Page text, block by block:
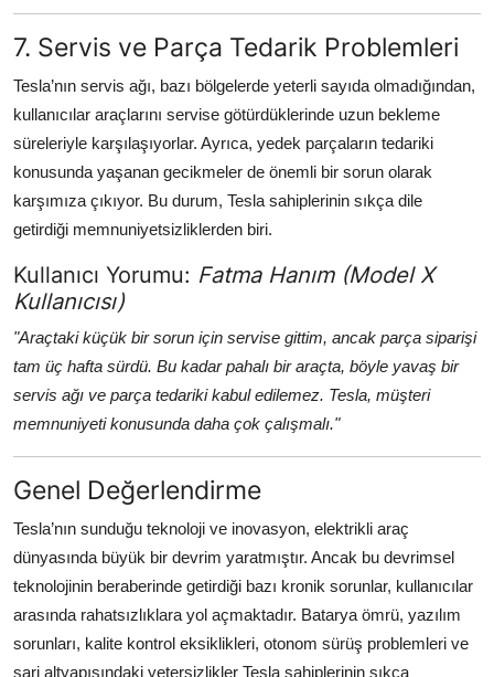
7. Servis ve Parça Tedarik Problemleri
Tesla’nın servis ağı, bazı bölgelerde yeterli sayıda olmadığından,
kullanıcılar araçlarını servise götürdüklerinde uzun bekleme
süreleriyle karşılaşıyorlar. Ayrıca, yedek parçaların tedariki
konusunda yaşanan gecikmeler de önemli bir sorun olarak
karşımıza çıkıyor. Bu durum, Tesla sahiplerinin sıkça dile
getirdiği memnuniyetsizliklerden biri.
Kullanıcı Yorumu: Fatma Hanım (Model X
Kullanıcısı)
"Araçtaki küçük bir sorun için servise gittim, ancak parça siparişi
tam üç hafta sürdü. Bu kadar pahalı bir araçta, böyle yavaş bir
servis ağı ve parça tedariki kabul edilemez. Tesla, müşteri
memnuniyeti konusunda daha çok çalışmalı."
Genel Değerlendirme
Tesla’nın sunduğu teknoloji ve inovasyon, elektrikli araç
dünyasında büyük bir devrim yaratmıştır. Ancak bu devrimsel
teknolojinin beraberinde getirdiği bazı kronik sorunlar, kullanıcılar
arasında rahatsızlıklara yol açmaktadır. Batarya ömrü, yazılım
sorunları, kalite kontrol eksiklikleri, otonom sürüş problemleri ve
şarj altyapısındaki yetersizlikler Tesla sahiplerinin sıkça